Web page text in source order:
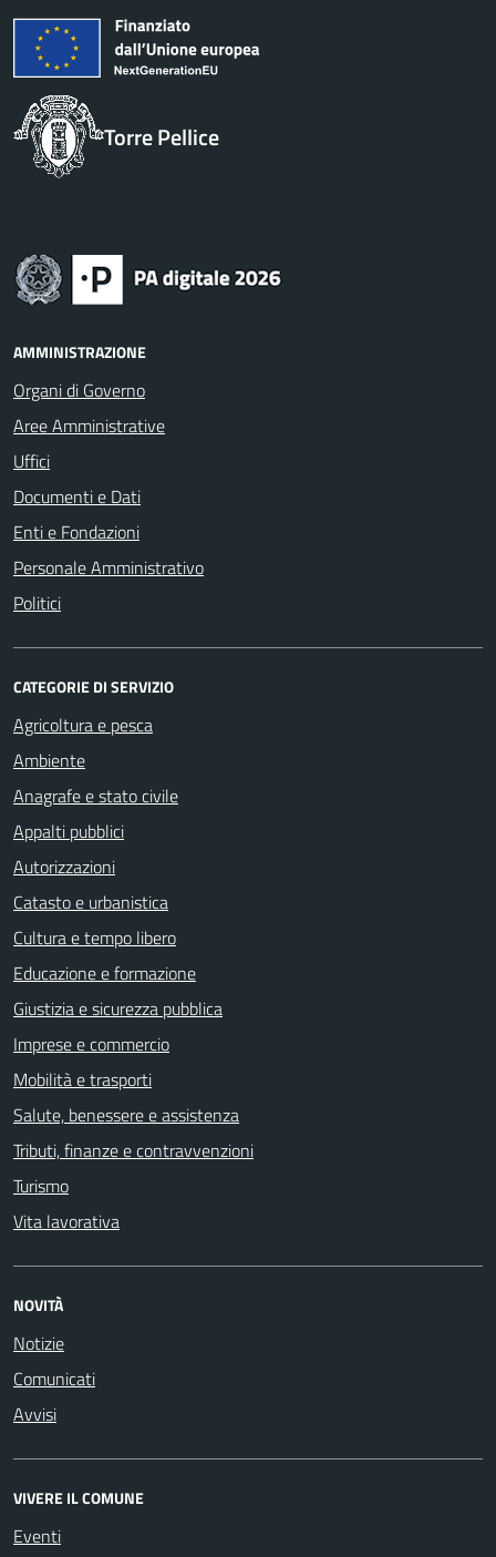
Torre Pellice
AMMINISTRAZIONE
Organi di Governo
Aree Amministrative
Uffici
Documenti e Dati
Enti e Fondazioni
Personale Amministrativo
Politici
CATEGORIE DI SERVIZIO
Agricoltura e pesca
Ambiente
Anagrafe e stato civile
Appalti pubblici
Autorizzazioni
Catasto e urbanistica
Cultura e tempo libero
Educazione e formazione
Giustizia e sicurezza pubblica
Imprese e commercio
Mobilità e trasporti
Salute, benessere e assistenza
Tributi, finanze e contravvenzioni
Turismo
Vita lavorativa
NOVITÀ
Notizie
Comunicati
Avvisi
VIVERE IL COMUNE
Eventi